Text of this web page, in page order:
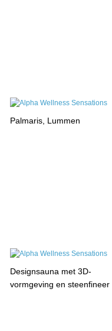
Palmaris, Lummen
Designsauna met 3D-
vormgeving en steenfineer